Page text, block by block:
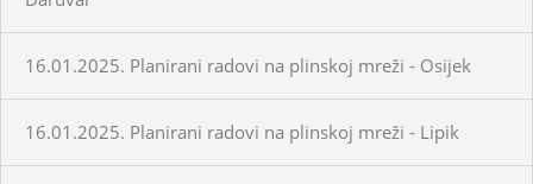
16.01.2025. Planirani radovi na plinskoj mreži - Osijek
16.01.2025. Planirani radovi na plinskoj mreži - Lipik